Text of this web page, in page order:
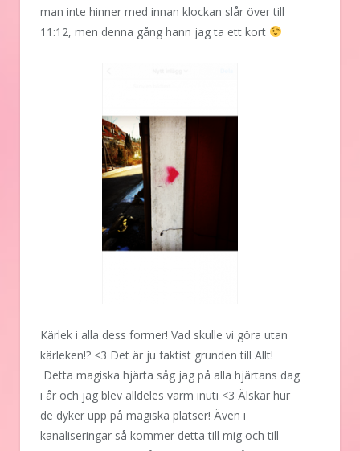
man inte hinner med innan klockan slår över till
11:12, men denna gång hann jag ta ett kort
Kärlek i alla dess former! Vad skulle vi göra utan
kärleken!? <3 Det är ju faktist grunden till Allt!
Detta magiska hjärta såg jag på alla hjärtans dag
i år och jag blev alldeles varm inuti <3 Älskar hur
de dyker upp på magiska platser! Även i
kanaliseringar så kommer detta till mig och till